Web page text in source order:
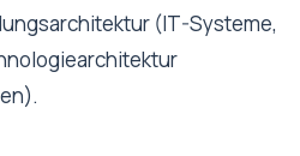
(IT-Systeme,